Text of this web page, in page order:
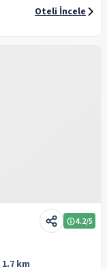
Oteli İncele
4.2/5
1.7 km